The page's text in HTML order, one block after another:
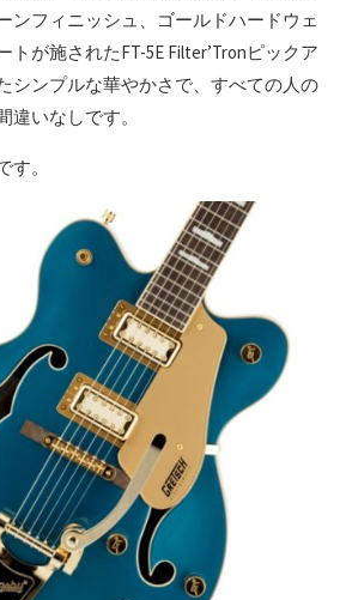
ンフィニッシュ、ゴールドハードウェ
トが施されたFT-5E Filter’Tronピックア
シンプルな華やかさで、すべての人の
違いなしです。
。